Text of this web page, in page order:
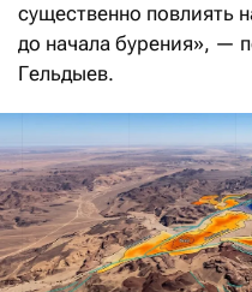
существенно повлиять
до начала бурения», —
Гельдыев.